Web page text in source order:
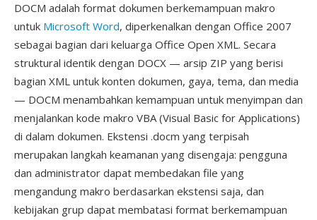
DOCM adalah format dokumen berkemampuan makro
untuk Microsoft Word, diperkenalkan dengan Office 2007
sebagai bagian dari keluarga Office Open XML. Secara
struktural identik dengan DOCX — arsip ZIP yang berisi
bagian XML untuk konten dokumen, gaya, tema, dan media
— DOCM menambahkan kemampuan untuk menyimpan dan
menjalankan kode makro VBA (Visual Basic for Applications)
di dalam dokumen. Ekstensi .docm yang terpisah
merupakan langkah keamanan yang disengaja: pengguna
dan administrator dapat membedakan file yang
mengandung makro berdasarkan ekstensi saja, dan
kebijakan grup dapat membatasi format berkemampuan